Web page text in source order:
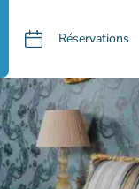
Réservations